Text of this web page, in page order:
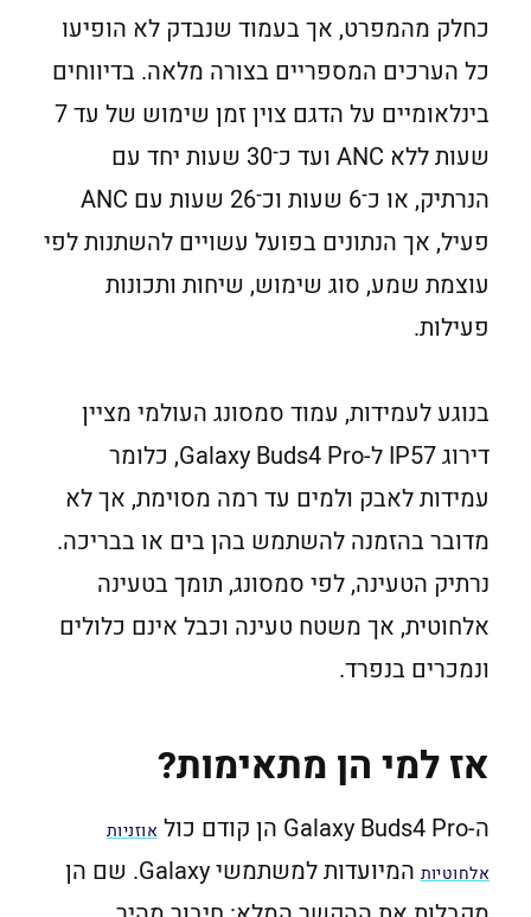
כחלק מהמפרט, אך בעמוד שנבדק לא הופיעו
כל הערכים המספריים בצורה מלאה. בדיווחים
בינלאומיים על הדגם צוין זמן שימוש של עד 7
שעות ללא ANC ועד כ־30 שעות יחד עם
הנרתיק, או כ־6 שעות וכ־26 שעות עם ANC
פעיל, אך הנתונים בפועל עשויים להשתנות לפי
עוצמת שמע, סוג שימוש, שיחות ותכונות
פעילות.
בנוגע לעמידות, עמוד סמסונג העולמי מציין
דירוג IP57 ל-Galaxy Buds4 Pro, כלומר
עמידות לאבק ולמים עד רמה מסוימת, אך לא
מדובר בהזמנה להשתמש בהן בים או בבריכה.
נרתיק הטעינה, לפי סמסונג, תומך בטעינה
אלחוטית, אך משטח טעינה וכבל אינם כלולים
ונמכרים בנפרד.
אז למי הן מתאימות?
ה-Galaxy Buds4 Pro הן קודם כול
אוזניות
אלחוטיות
המיועדות למשתמשי Galaxy. שם הן